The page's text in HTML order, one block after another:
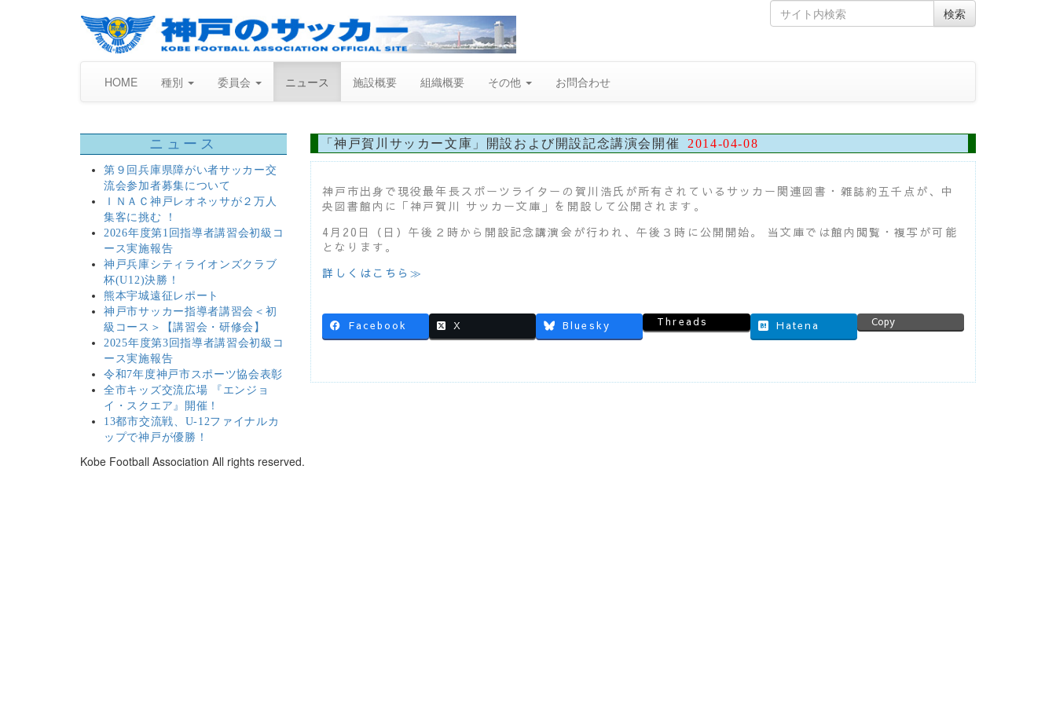
Skip
to
Search
for
検索
HOME 種別 委員会 ニュース 施設概要 組織概要 その他 お問合わせ
ニュース
第９回兵庫県障がい者サッカー交
流会参加者募集について
ＩＮＡＣ神戸レオネッサが２万人
集客に挑む ！
2026年度第1回指導者講習会初級コ
ース実施報告
神戸兵庫シティライオンズクラブ
杯(U12)決勝！
熊本宇城遠征レポート
神戸市サッカー指導者講習会＜初
級コース＞【講習会・研修会】
2025年度第3回指導者講習会初級コ
ース実施報告
令和7年度神戸市スポーツ協会表彰
全市キッズ交流広場 『エンジョ
イ・スクエア』開催！
13都市交流戦、U-12ファイナルカ
ップで神戸が優勝！
「神戸賀川サッカー文庫」開設および開設記念講演会開催 2014-04-08
神戸市出身で現役最年長スポーツライターの賀川浩氏が所有されているサッカー関連図書・雑誌約五千点が、中
央図書館内に「神戸賀川 サッカー文庫」を開設して公開されます。
4月20日（日）午後２時から開設記念講演会が行われ、午後３時に公開開始。 当文庫では館内閲覧・複写が可能
となります。
詳しくはこちら≫
Facebook X Bluesky Threads Hatena Copy
Kobe Football Association All rights reserved.